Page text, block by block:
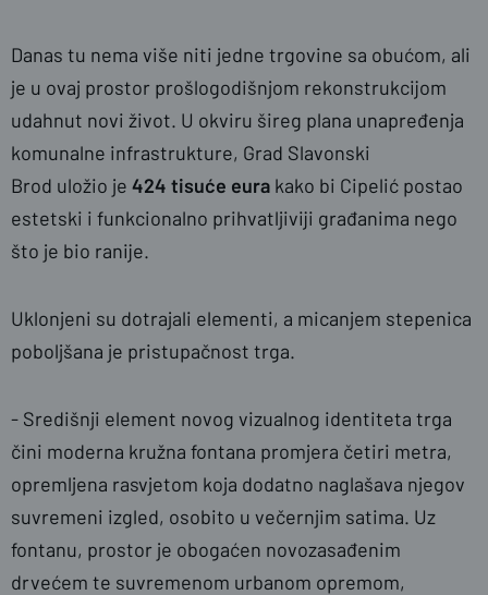
Danas tu nema više niti jedne trgovine sa obućom, ali
je u ovaj prostor prošlogodišnjom rekonstrukcijom
udahnut novi život. U okviru šireg plana unapređenja
komunalne infrastrukture, Grad Slavonski
Brod uložio je 424 tisuće eura kako bi Cipelić postao
estetski i funkcionalno prihvatljiviji građanima nego
što je bio ranije.
Uklonjeni su dotrajali elementi, a micanjem stepenica
poboljšana je pristupačnost trga.
- Središnji element novog vizualnog identiteta trga
čini moderna kružna fontana promjera četiri metra,
opremljena rasvjetom koja dodatno naglašava njegov
suvremeni izgled, osobito u večernjim satima. Uz
fontanu, prostor je obogaćen novozasađenim
drvećem te suvremenom urbanom opremom,